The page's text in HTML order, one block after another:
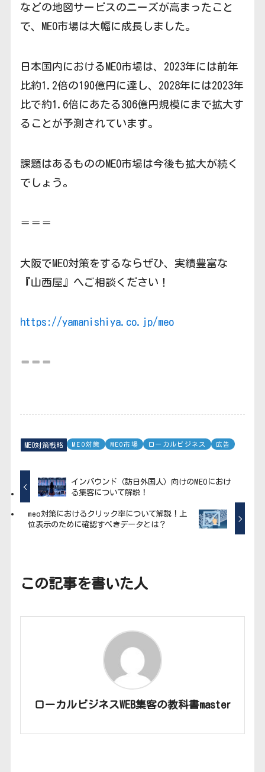
などの地図サービスのニーズが高まったこと
で、MEO市場は大幅に成長しました。
日本国内におけるMEO市場は、2023年には前年
比約1.2倍の190億円に達し、2028年には2023年
比で約1.6倍にあたる306億円規模にまで拡大す
ることが予測されています。
課題はあるもののMEO市場は今後も拡大が続く
でしょう。
＝＝＝
大阪でMEO対策をするならぜひ、実績豊富な
『山西屋』へご相談ください！
https://yamanishiya.co.jp/meo
＝＝＝
MEO対策戦略 MEO対策 MEO市場 ローカルビジネス 広告
インバウンド（訪日外国人）向けのMEOにおけ
る集客について解説！
meo対策におけるクリック率について解説！上
位表示のために確認すべきデータとは？
この記事を書いた人
ローカルビジネスWEB集客の教科書master